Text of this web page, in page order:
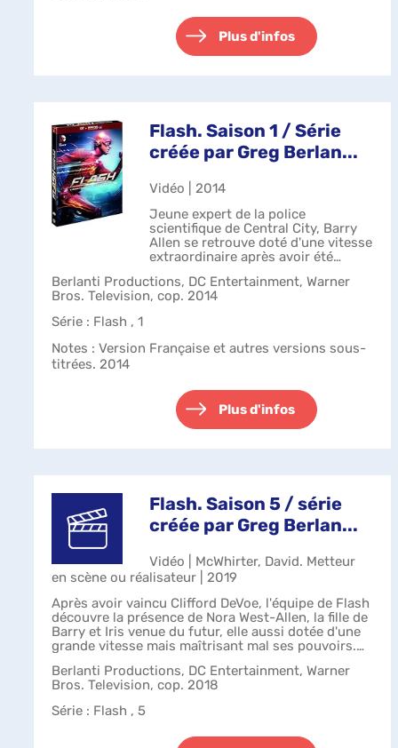
Plus d'infos
Flash. Saison 1 / Série
créée par Greg Berlan...
Vidéo | 2014
Jeune expert de la police
scientifique de Central City, Barry
Allen se retrouve doté d'une vitesse
extraordinaire après avoir été
costume de Flash, il utilise ses
nouveaux pouvoirs pour combattre
Berlanti Productions, DC Entertainment, Warner
Bros. Television, cop. 2014
Série : Flash , 1
Notes : Version Française et autres versions sous-
titrées. 2014
Plus d'infos
Flash. Saison 5 / série
créée par Greg Berlan...
Vidéo | McWhirter, David. Metteur
en scène ou réalisateur | 2019
Après avoir vaincu Clifford DeVoe, l'équipe de Flash
découvre la présence de Nora West-Allen, la fille de
Barry et Iris venue du futur, elle aussi dotée d'une
grande vitesse mais maîtrisant mal ses pouvoirs.
Berlanti Productions, DC Entertainment, Warner
Bros. Television, cop. 2018
Série : Flash , 5